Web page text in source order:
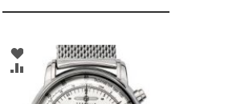
ZUR
WUNSCHLISTE
HINZUFÜGEN
ZUR
VERGLEICHSLISTE
HINZUFÜGEN